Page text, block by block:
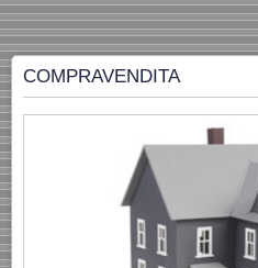
COMPRAVENDITA